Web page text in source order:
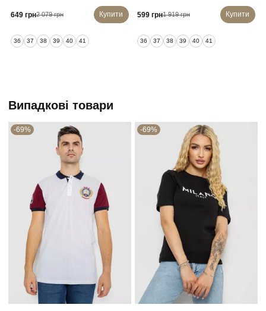
649 грн2 079 грн Купити
36 37 38 39 40 41
599 грн1 919 грн Купити
36 37 38 39 40 41
Випадкові товари
-69% -69%